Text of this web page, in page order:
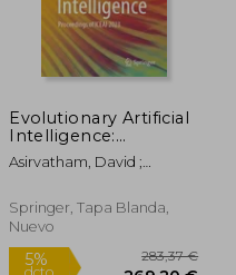
Evolutionary Artificial
Intelligence:
Proceedings of Iceai
2023 (en Inglés)
Asirvatham, David ;
Francisco M. ; Falkowski-
Gilski, Przemyslaw
Springer, Tapa Blanda,
Nuevo